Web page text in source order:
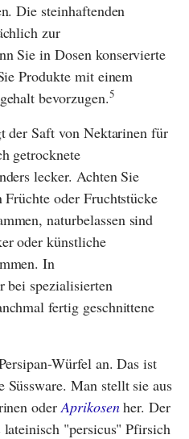
Die steinhaftenden
zur
Sie in Dosen konservierte
Produkte mit einem
bevorzugen.5
der Saft von Nektarinen für
getrocknete
lecker. Achten Sie
Früchte oder Fruchtstücke
naturbelassen sind
oder künstliche
In
bei spezialisierten
fertig geschnittene
Würfel an. Das ist
Man stellt sie aus
oderAprikosenher. Der
"persicus" Pfirsich